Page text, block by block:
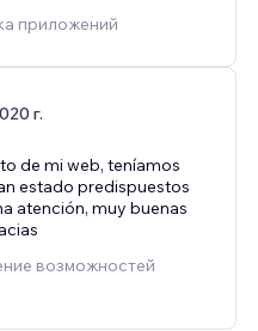
приложений
г.
de mi web, teníamos
estado predispuestos
atención, muy buenas
возможностей